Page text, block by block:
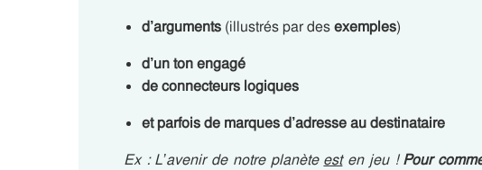
d’arguments (illustrés par desexemples)
d’un ton engagé
de connecteurs logiques
et parfois de marques d’adresse au destinataire
Ex : L’avenir de notre planète esten jeu !Pour